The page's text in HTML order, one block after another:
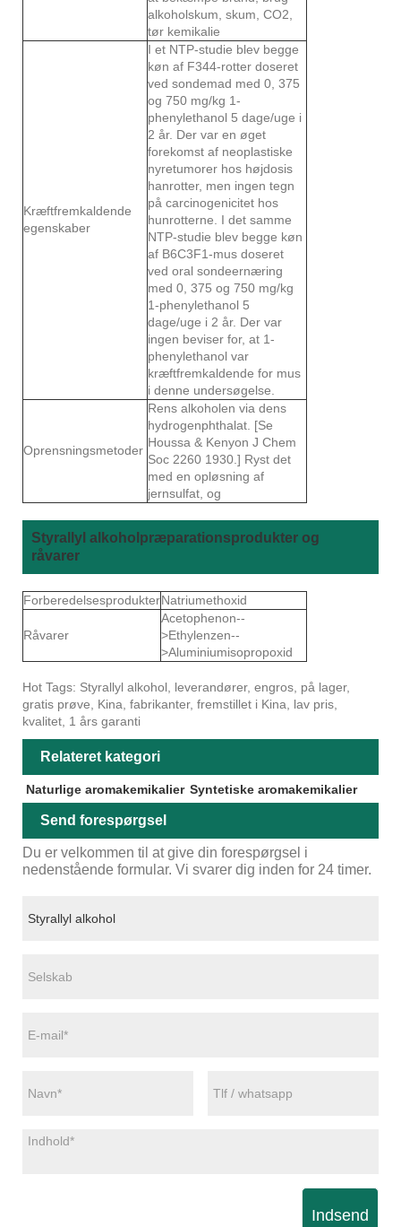
alkoholskum, skum, CO2,
tør kemikalie
Kræftfremkaldende
egenskaber
I et NTP-studie blev begge
køn af F344-rotter doseret
ved sondemad med 0, 375
og 750 mg/kg 1-
phenylethanol 5 dage/uge i
2 år. Der var en øget
forekomst af neoplastiske
nyretumorer hos højdosis
hanrotter, men ingen tegn
på carcinogenicitet hos
hunrotterne. I det samme
NTP-studie blev begge køn
af B6C3F1-mus doseret
ved oral sondeernæring
med 0, 375 og 750 mg/kg
1-phenylethanol 5
dage/uge i 2 år. Der var
ingen beviser for, at 1-
phenylethanol var
kræftfremkaldende for mus
i denne undersøgelse.
Oprensningsmetoder
Rens alkoholen via dens
hydrogenphthalat. [Se
Houssa & Kenyon J Chem
Soc 2260 1930.] Ryst det
med en opløsning af
jernsulfat, og
Styrallyl alkoholpræparationsprodukter og
råvarer
ForberedelsesprodukterNatriumethoxid
Råvarer
Acetophenon--
>Ethylenzen--
>Aluminiumisopropoxid
Hot Tags: Styrallyl alkohol, leverandører, engros, på lager,
gratis prøve, Kina, fabrikanter, fremstillet i Kina, lav pris,
kvalitet, 1 års garanti
Relateret kategori
Naturlige aromakemikalier Syntetiske aromakemikalier
Send forespørgsel
Du er velkommen til at give din forespørgsel i
nedenstående formular. Vi svarer dig inden for 24 timer.
Indsend